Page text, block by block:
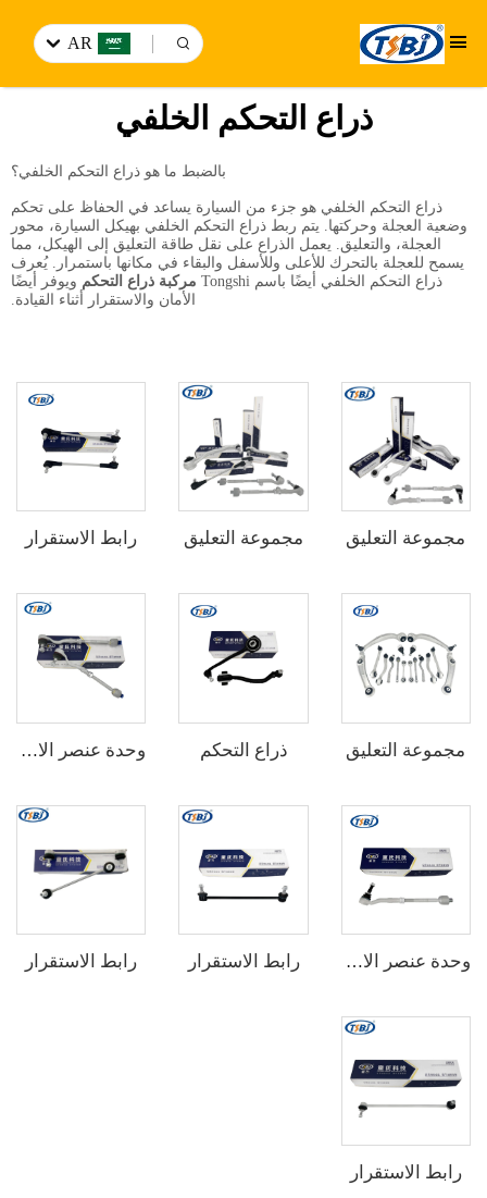
AR
ذراع التحكم الخلفي
بالضبط ما هو ذراع التحكم الخلفي؟
ذراع التحكم الخلفي هو جزء من السيارة يساعد في الحفاظ على تحكم
وضعية العجلة وحركتها. يتم ربط ذراع التحكم الخلفي بهيكل السيارة، محور
العجلة، والتعليق. يعمل الذراع على نقل طاقة التعليق إلى الهيكل، مما
يسمح للعجلة بالتحرك للأعلى وللأسفل والبقاء في مكانها باستمرار. يُعرف
ذراع التحكم الخلفي أيضًا باسم Tongshi
مركبة ذراع التحكم ويوفر أيضًا
الأمان والاستقرار أثناء القيادة.
مجموعة التعليق مجموعة التعليق رابط الاستقرار
مجموعة التعليق ذراع التحكم وحدة عنصر الارتباط
وحدة عنصر الارتباط رابط الاستقرار رابط الاستقرار
رابط الاستقرار